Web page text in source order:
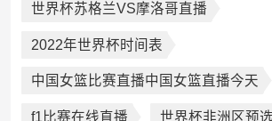
世界杯苏格兰VS摩洛哥直播
2022年世界杯时间表
中国女篮比赛直播中国女篮直播今天
f1比赛在线直播 世界杯非洲区预